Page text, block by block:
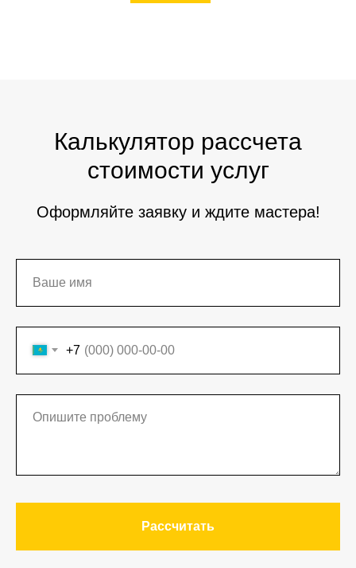
Калькулятор рассчета
стоимости услуг
Оформляйте заявку и ждите мастера!
+7
Рассчитать